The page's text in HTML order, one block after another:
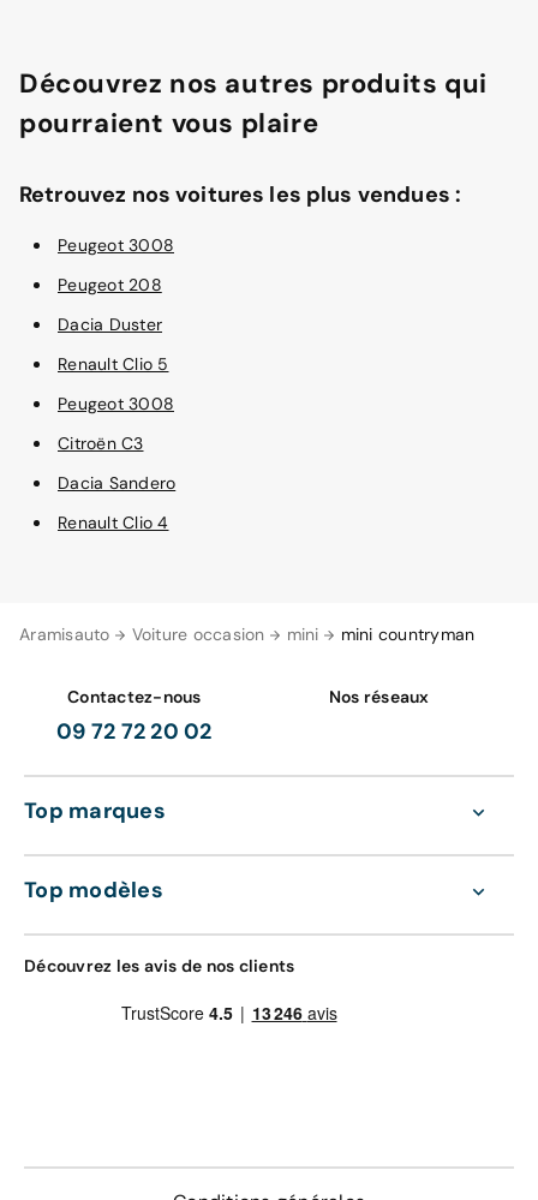
Aramisauto Voiture occasion mini mini countryman
Découvrez nos autres produits qui
pourraient vous plaire
Retrouvez nos voitures les plus vendues :
Peugeot 3008
Peugeot 208
Dacia Duster
Renault Clio 5
Peugeot 3008
Citroën C3
Dacia Sandero
Renault Clio 4
Contactez-nous
09 72 72 20 02
Nos réseaux
Top marques
Top modèles
Découvrez les avis de nos clients